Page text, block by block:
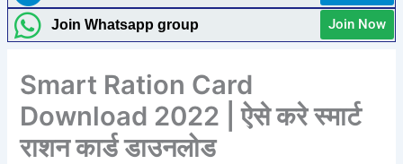
Join Whatsapp group Join Now
Smart Ration Card
Download 2022 | ऐसे करे स्मार्ट
राशन कार्ड डाउनलोड